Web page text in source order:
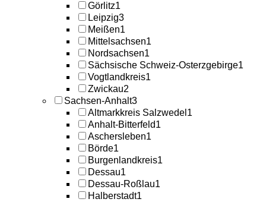
Görlitz1
Leipzig3
Meißen1
Mittelsachsen1
Nordsachsen1
Sächsische Schweiz-Osterzgebirge1
Vogtlandkreis1
Zwickau2
Sachsen-Anhalt3
Altmarkkreis Salzwedel 1
Anhalt-Bitterfeld1
Aschersleben1
Börde1
Burgenlandkreis1
Dessau1
Dessau-Roßlau1
Halberstadt1